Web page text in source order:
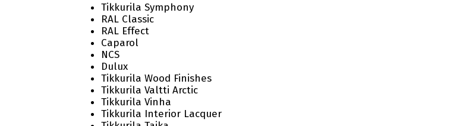
Tikkurila Symphony
RAL Classic
RAL Effect
Caparol
NCS
Dulux
Tikkurila Wood Finishes
Tikkurila Valtti Arctic
Tikkurila Vinha
Tikkurila Interior Lacquer